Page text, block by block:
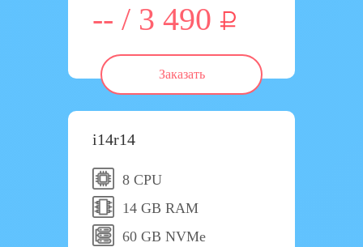
-- / 3 490
Заказать
i14r14
8 CPU
14 GB RAM
60 GB NVMe